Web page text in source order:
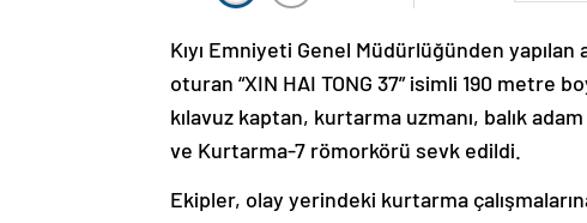
Kıyı Emniyeti Genel Müdürlüğünden yapılan
oturan “XIN HAI TONG 37” isimli 190 metre
kılavuz kaptan, kurtarma uzmanı, balık
ve Kurtarma-7 römorkörü sevk edildi.
Ekipler, olay yerindeki kurtarma